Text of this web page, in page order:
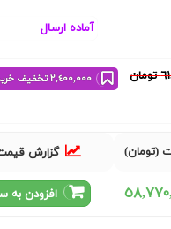
(تومان) گزارش
افزودن به